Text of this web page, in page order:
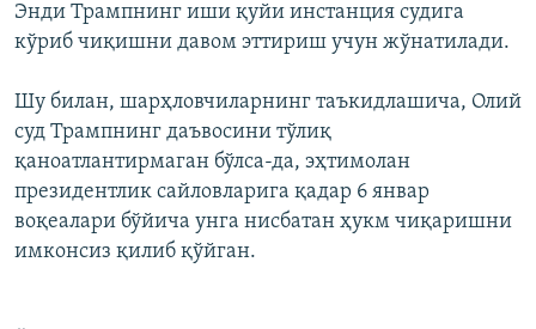
Энди Трампнинг иши қуйи инстанция судига
кўриб чиқишни давом эттириш учун жўнатилади.
Шу билан, шарҳловчиларнинг таъкидлашича, Олий
суд Трампнинг даъвосини тўлиқ
қаноатлантирмаган бўлса-да, эҳтимолан
президентлик сайловларига қадар 6 январ
воқеалари бўйича унга нисбатан ҳукм чиқаришни
имконсиз қилиб қўйган.